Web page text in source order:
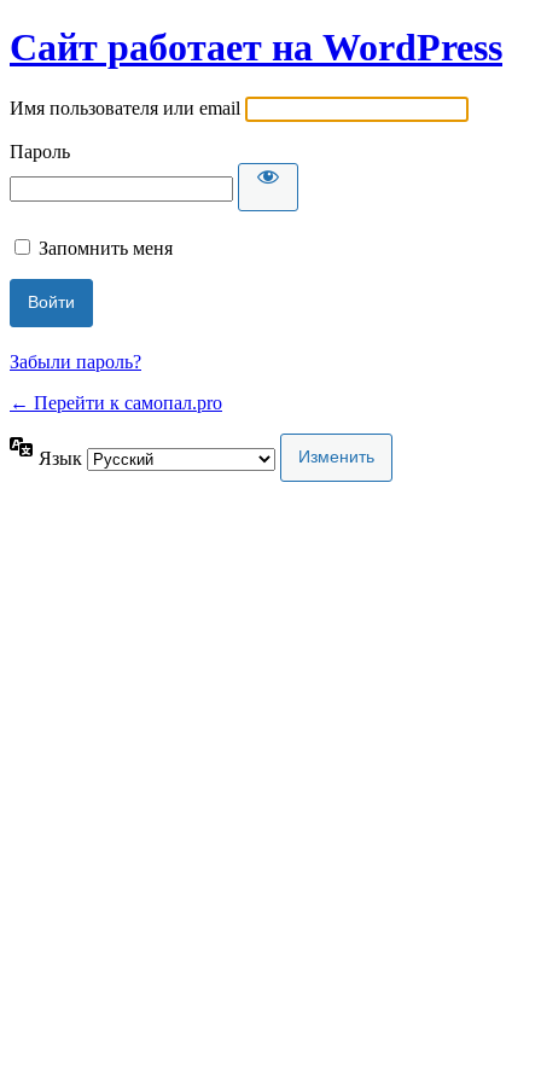
Сайт работает на WordPress
Имя пользователя или email
Пароль
Запомнить меня
Забыли пароль?
← Перейти к самопал.pro
Язык